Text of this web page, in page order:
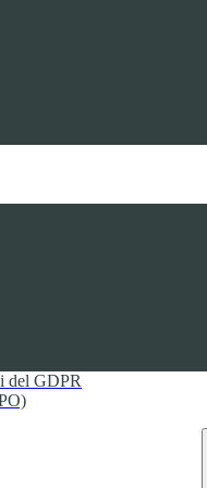
del GDPR